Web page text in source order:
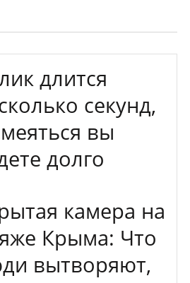
длится
секунд,
вы
долго
камера на
Крыма: Что
вытворяют,